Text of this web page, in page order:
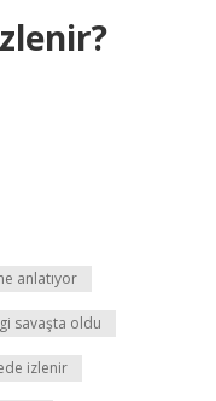
anlatıyor
savaşta oldu
izlenir